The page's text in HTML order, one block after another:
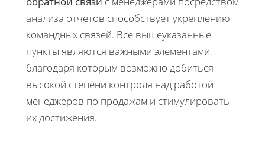
анализа отчетов способствует укреплению
командных связей. Все вышеуказанные
пункты являются важными элементами,
благодаря которым возможно добиться
высокой степени контроля над работой
менеджеров по продажам и стимулировать
их достижения.